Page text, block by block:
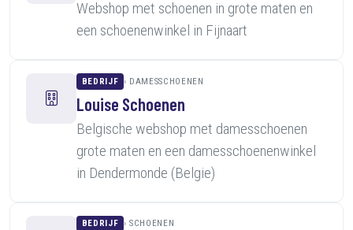
Webshop met schoenen in grote maten en
een schoenenwinkel in Fijnaart
BEDRIJF DAMESSCHOENEN
Louise Schoenen
Belgische webshop met damesschoenen
grote maten en een damesschoenenwinkel
in Dendermonde (Belgie)
BEDRIJF SCHOENEN